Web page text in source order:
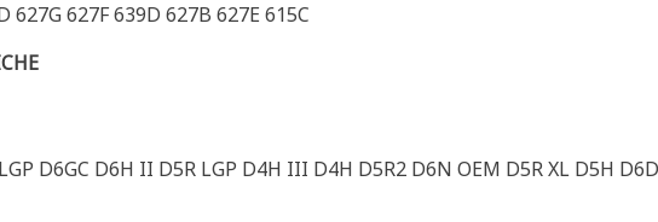
627G 627F 639D 627B 627E 615C
D6GC D6H II D5R LGP D4H III D4H D5R2 D6N OEM D5R XL D5H